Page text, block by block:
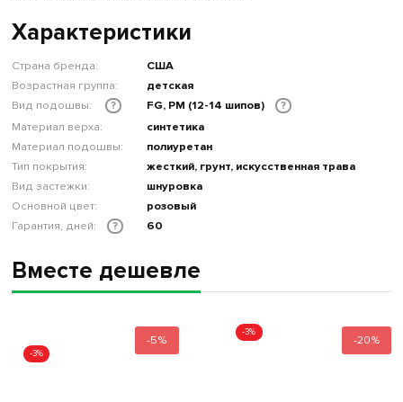
Характеристики
Страна бренда:
США
Возрастная группа:
детская
Вид подошвы:
? FG, PM (12-14 шипов)
?
Материал верха:
синтетика
Материал подошвы:
полиуретан
Тип покрытия:
жесткий, грунт, искусственная трава
Вид застежки:
шнуровка
Основной цвет:
розовый
Гарантия, дней:
? 60
Вместе дешевле
-5%
-3%
-20%
-3%